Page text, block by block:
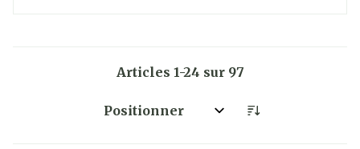
Articles 1-24 sur 97
Trier par: